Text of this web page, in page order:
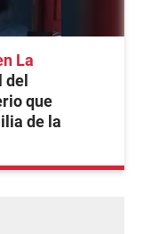
La
del
que
de la